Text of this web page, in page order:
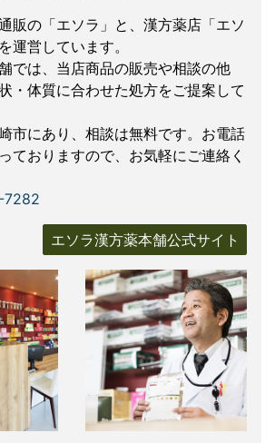
販の「エソラ」と、漢方薬店「エソ
運営しています。
では、当店商品の販売や相談の他
・体質に合わせた処方をご提案して
市にあり、相談は無料です。お電話
ておりますので、お気軽にご連絡く
エソラ漢方薬本舗公式サイト